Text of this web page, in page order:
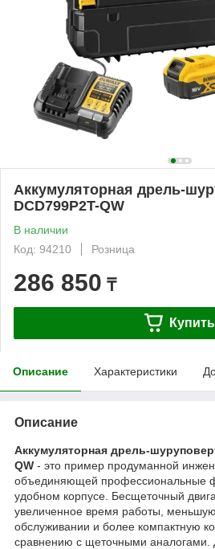
Аккумуляторная дрель-
DCD799P2T-QW
В наличии
Код: 94210
Розница
286 850 ₸
Купить
Описание Характеристики
Описание
Аккумуляторная дрель-
QW - это пример продуманной
объединяющей профессиональные
удобном корпусе. Бесщеточный
увеличенное время работы,
обслуживании и более компактную
сравнению с щеточными аналогами.